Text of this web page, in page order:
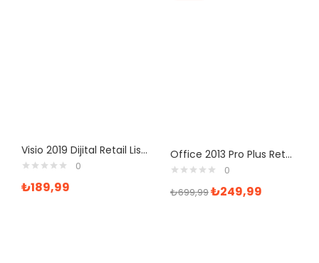
Visio 2019 Dijital Retail Lisans Anahtarı
0
₺189,99
Office 2013 Pro Plus Retail Dijital Lisans Anahtarı
0
₺699,99₺249,99